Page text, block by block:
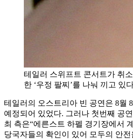
테일러 스위프트 콘서트가 취
한 ‘우정 팔찌’를 나눠 끼고 있
테일러의 오스트리아 빈 공연은 8월
예정되어 있었다. 그러나 첫번째 공
최 측은“에른스트 하펠 경기장에서
당국자들의 확인이 있어 모두의 안